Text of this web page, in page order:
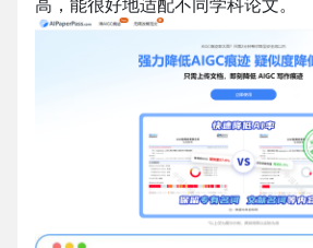
高，能很好地适配不同学科论文。